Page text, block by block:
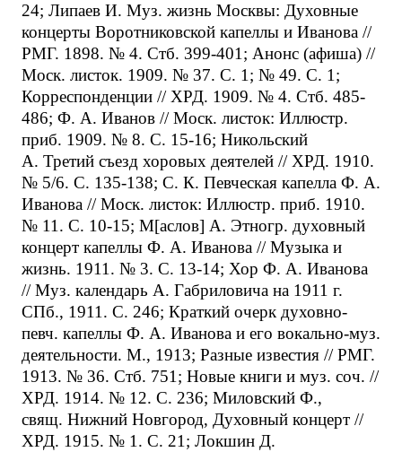
24; Липаев И. Муз. жизнь Москвы: Духовные
концерты Воротниковской капеллы и Иванова //
РМГ. 1898. № 4. Стб. 399-401; Анонс (афиша) //
Моск. листок. 1909. № 37. С. 1; № 49. С. 1;
Корреспонденции // ХРД. 1909. № 4. Стб. 485-
486; Ф. А. Иванов // Моск. листок: Иллюстр.
приб. 1909. № 8. С. 15-16; Никольский
А. Третий съезд хоровых деятелей // ХРД. 1910.
№ 5/6. С. 135-138; С. К. Певческая капелла Ф. А.
Иванова // Моск. листок: Иллюстр. приб. 1910.
№ 11. С. 10-15; М[аслов] А. Этногр. духовный
концерт капеллы Ф. А. Иванова // Музыка и
жизнь. 1911. № 3. С. 13-14; Хор Ф. А. Иванова
// Муз. календарь А. Габриловича на 1911 г.
СПб., 1911. С. 246; Краткий очерк духовно-
певч. капеллы Ф. А. Иванова и его вокально-муз.
деятельности. М., 1913; Разные известия // РМГ.
1913. № 36. Стб. 751; Новые книги и муз. соч. //
ХРД. 1914. № 12. С. 236; Миловский Ф.,
свящ. Нижний Новгород, Духовный концерт //
ХРД. 1915. № 1. С. 21; Локшин Д.